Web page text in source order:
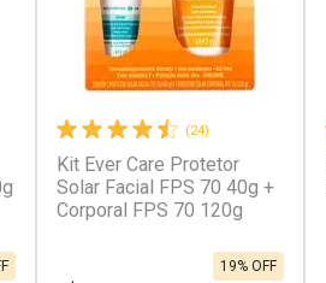
(24)
Kit Ever Care Protetor
Solar Facial FPS 70 40g +
Corporal FPS 70 120g
19% OFF